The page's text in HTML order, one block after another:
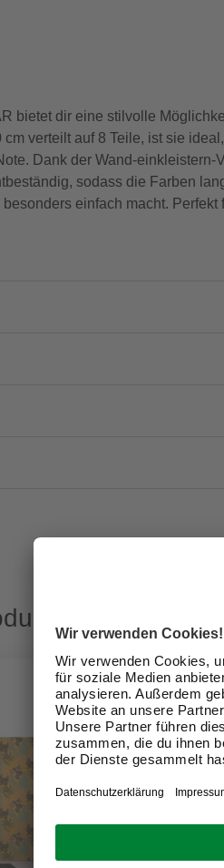
bietet dir eine stilvolle
verteilt auf 8 Teile, ist sie
Dank der Wand-
sodass die Farben
einfach macht.